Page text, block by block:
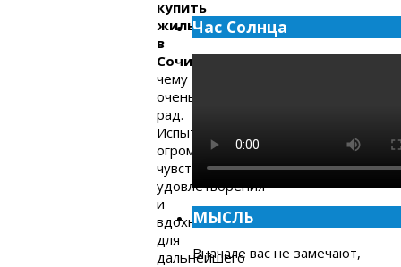
купить
жильё
в
Сочи»
чему
очень
рад.
Испытываю
огромное
чувство
удовлетворения
и
вдохновения
для
дальнейшего
Час Солнца
МЫСЛЬ
Вначале вас не замечают,